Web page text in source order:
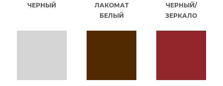
ЧЕРНЫЙ
ЛАКОМАТ
БЕЛЫЙ
ЧЕРНЫЙ/
ЗЕРКАЛО